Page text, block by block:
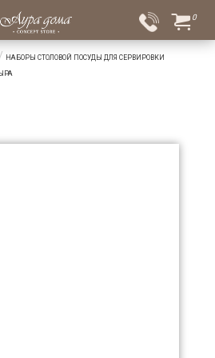
0
НАБОРЫ СТОЛОВОЙ ПОСУДЫ ДЛЯ СЕРВИРОВКИ